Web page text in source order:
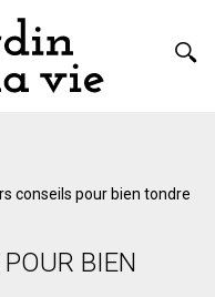
conseils pour bien tondre
BIEN